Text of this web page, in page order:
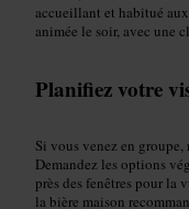
accueillant et habitué
animée le soir, avec une
Planifiez votre
Si vous venez en
Demandez les options
près des fenêtres pour la
la bière maison